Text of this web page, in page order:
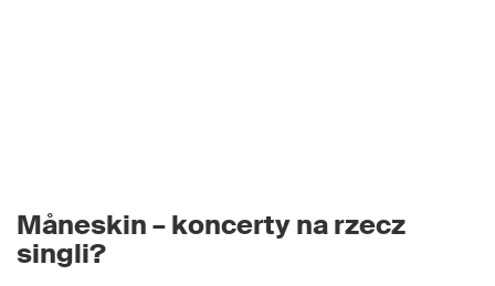
Måneskin – koncerty na rzecz
singli?